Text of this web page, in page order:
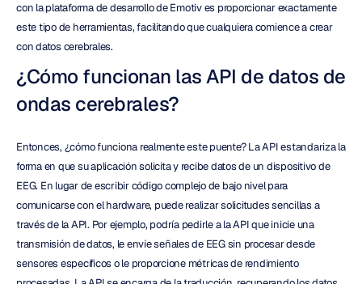
con la plataforma de desarrollo de Emotiv es proporcionar exactamente
este tipo de herramientas, facilitando que cualquiera comience a crear
con datos cerebrales.
¿Cómo funcionan las API de datos de
ondas cerebrales?
Entonces, ¿cómo funciona realmente este puente? La API estandariza la
forma en que su aplicación solicita y recibe datos de un dispositivo de
EEG. En lugar de escribir código complejo de bajo nivel para
comunicarse con el hardware, puede realizar solicitudes sencillas a
través de la API. Por ejemplo, podría pedirle a la API que inicie una
transmisión de datos, le envíe señales de EEG sin procesar desde
sensores específicos o le proporcione métricas de rendimiento